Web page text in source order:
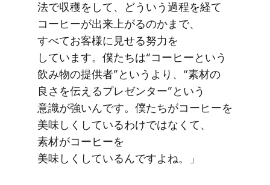
法で​収穫を​して、​どう​いう​過程を​経て​
コーヒーが​出来上がるのかまで、​
すべてお客様に​見せる​努力を​
しています。​僕たちは​“コーヒーと​いう​
飲み物の​提供者”と​いう​より、​“素材の​
良さを​伝える​プレゼンター”と​いう​
意識が​強いんです。​僕たちが​コーヒーを​
美味しくしているわけではなくて、​
素材が​コーヒーを​
美味しくしているんですよね。」